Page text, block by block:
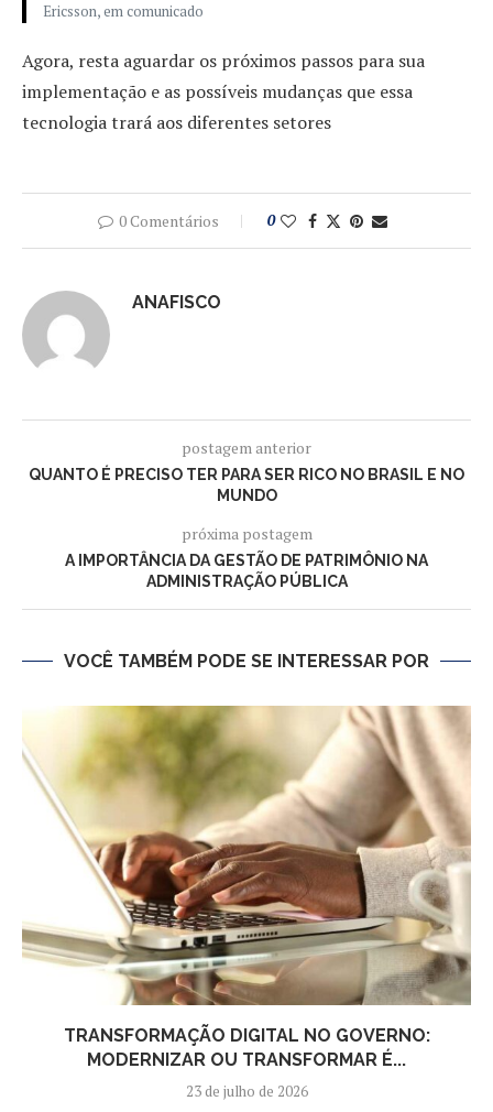
Ericsson, em comunicado
Agora, resta aguardar os próximos passos para sua
implementação e as possíveis mudanças que essa
tecnologia trará aos diferentes setores
0 Comentários 0
ANAFISCO
postagem anterior
QUANTO É PRECISO TER PARA SER RICO NO BRASIL E NO
MUNDO
próxima postagem
A IMPORTÂNCIA DA GESTÃO DE PATRIMÔNIO NA
ADMINISTRAÇÃO PÚBLICA
VOCÊ TAMBÉM PODE SE INTERESSAR POR
TRANSFORMAÇÃO DIGITAL NO GOVERNO:
MODERNIZAR OU TRANSFORMAR É...
23 de julho de 2026